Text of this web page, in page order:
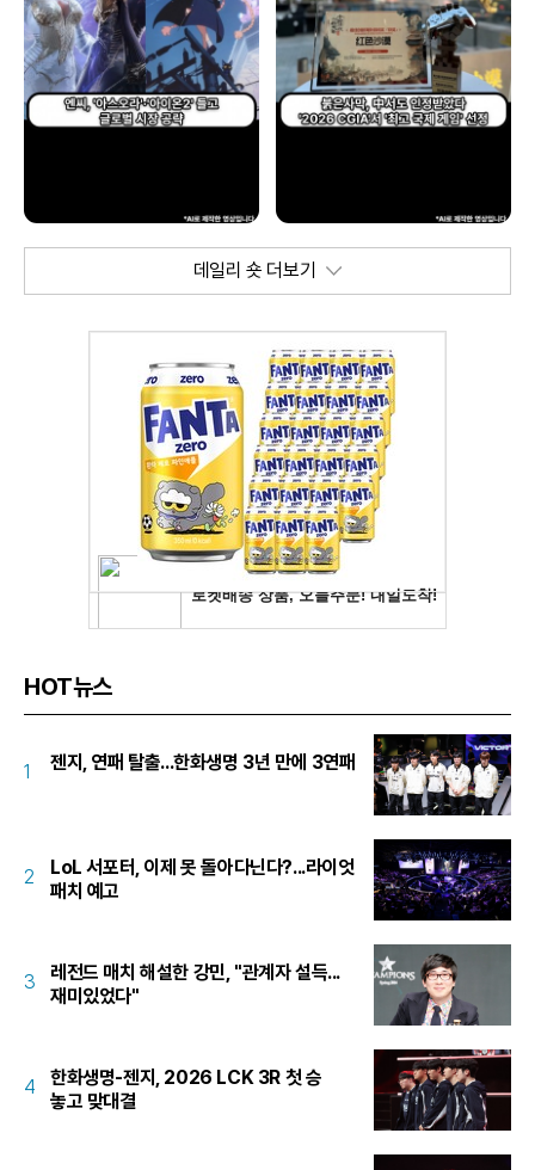
데일리 숏 더보기
HOT뉴스
1 젠지, 연패 탈출...한화생명 3년 만에 3연패
2
LoL 서포터, 이제 못 돌아다닌다?...라이엇
패치 예고
3
레전드 매치 해설한 강민, "관계자 설득...
재미있었다"
4
한화생명-젠지, 2026 LCK 3R 첫 승
놓고 맞대결